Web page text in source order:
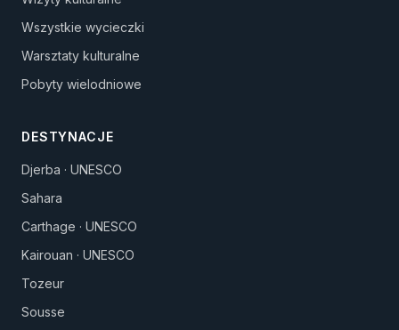
Wszystkie wycieczki
Warsztaty kulturalne
Pobyty wielodniowe
DESTYNACJE
Djerba · UNESCO
Sahara
Carthage · UNESCO
Kairouan · UNESCO
Tozeur
Sousse